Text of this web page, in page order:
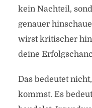
kein Nachteil,
genauer
wirst kritischer
deine
Das bedeutet
kommst. Es